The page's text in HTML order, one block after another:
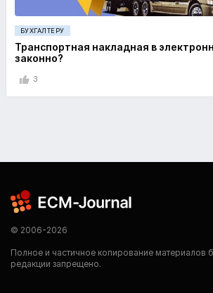
БУХГАЛТЕРУ
Транспортная накладная в
законно?
3
© 2006-2026
Полное и частичное копирование материалов
редакции запрещено.